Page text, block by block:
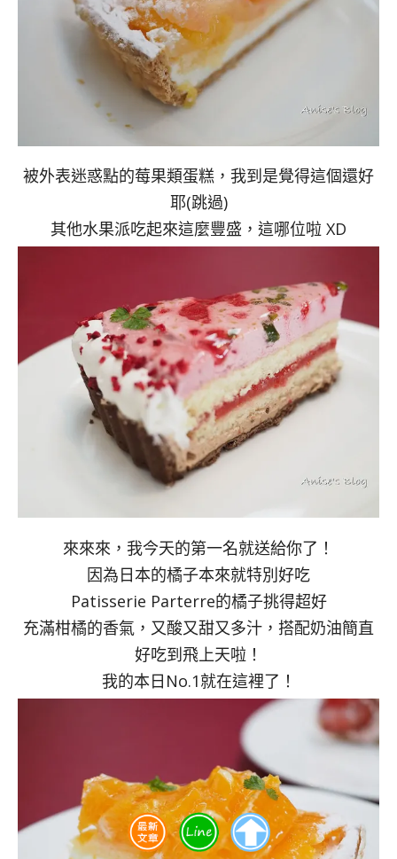
被外表迷惑點的莓果類蛋糕，我到是覺得這個還好
耶(跳過)
其他水果派吃起來這麼豐盛，這哪位啦 XD
來來來，我今天的第一名就送給你了！
因為日本的橘子本來就特別好吃
Patisserie Parterre的橘子挑得超好
充滿柑橘的香氣，又酸又甜又多汁，搭配奶油簡直
好吃到飛上天啦！
我的本日No.1就在這裡了！